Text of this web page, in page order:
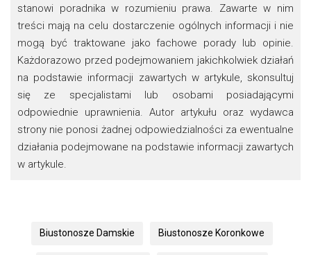
stanowi poradnika w rozumieniu prawa. Zawarte w nim
treści mają na celu dostarczenie ogólnych informacji i nie
mogą być traktowane jako fachowe porady lub opinie.
Każdorazowo przed podejmowaniem jakichkolwiek działań
na podstawie informacji zawartych w artykule, skonsultuj
się ze specjalistami lub osobami posiadającymi
odpowiednie uprawnienia. Autor artykułu oraz wydawca
strony nie ponosi żadnej odpowiedzialności za ewentualne
działania podejmowane na podstawie informacji zawartych
w artykule.
Biustonosze Damskie Biustonosze Koronkowe